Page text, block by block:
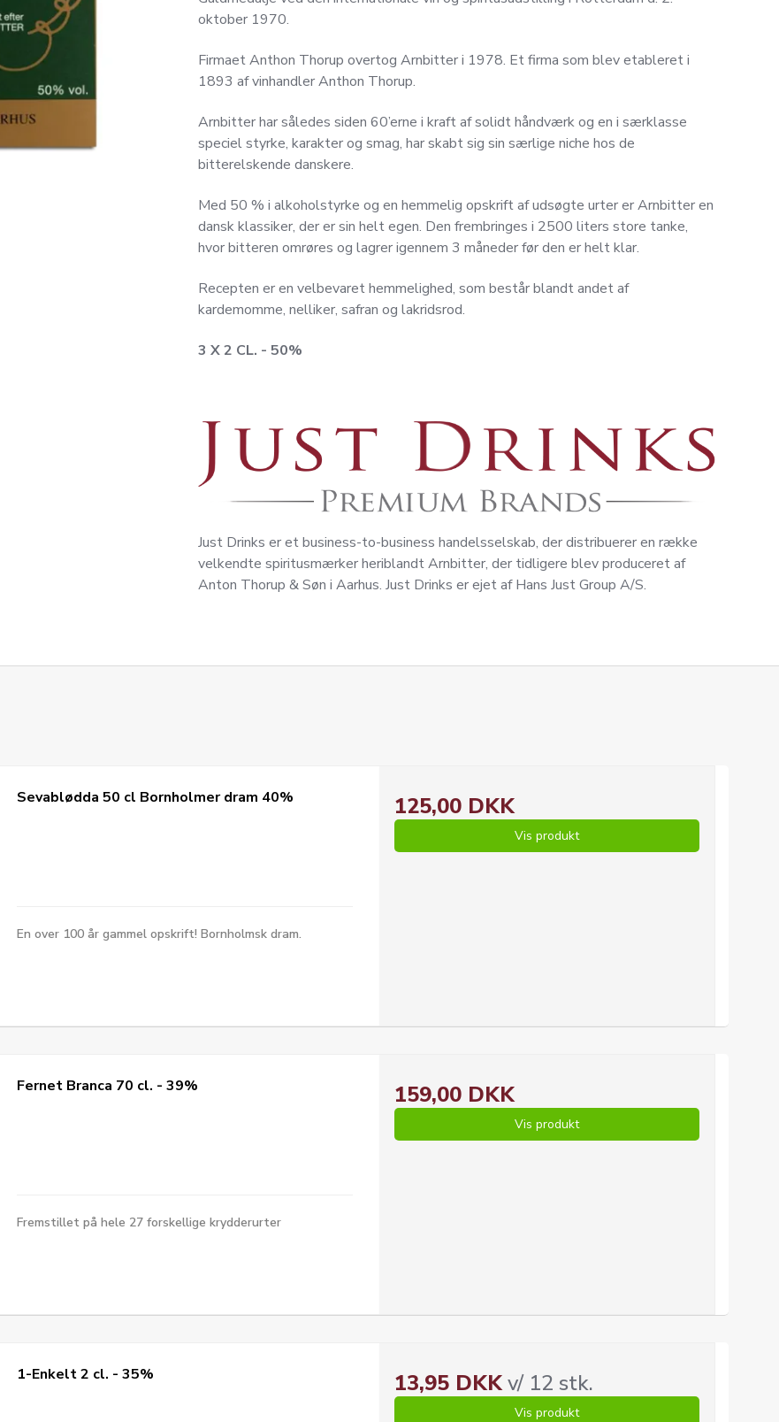
oktober 1970.
Firmaet Anthon Thorup overtog Arnbitter i 1978. Et firma som blev etableret i
1893 af vinhandler Anthon Thorup.
Arnbitter har således siden 60’erne i kraft af solidt håndværk og en i særklasse
speciel styrke, karakter og smag, har skabt sig sin særlige niche hos de
bitterelskende danskere.
Med 50 % i alkoholstyrke og en hemmelig opskrift af udsøgte urter er Arnbitter en
dansk klassiker, der er sin helt egen. Den frembringes i 2500 liters store tanke,
hvor bitteren omrøres og lagrer igennem 3 måneder før den er helt klar.
Recepten er en velbevaret hemmelighed, som består blandt andet af
kardemomme, nelliker, safran og lakridsrod.
3 X 2 CL. - 50%
Just Drinks er et business-to-business handelsselskab, der distribuerer en række
velkendte spiritusmærker heriblandt Arnbitter, der tidligere blev produceret af
Anton Thorup & Søn i Aarhus. Just Drinks er ejet af Hans Just Group A/S.
Sevablødda 50 cl Bornholmer dram 40%
En over 100 år gammel opskrift! Bornholmsk dram.
125,00 DKK
Vis produkt
Fernet Branca 70 cl. - 39%
Fremstillet på hele 27 forskellige krydderurter
159,00 DKK
Vis produkt
1-Enkelt 2 cl. - 35% 13,95 DKKv/ 12 stk.
Vis produkt